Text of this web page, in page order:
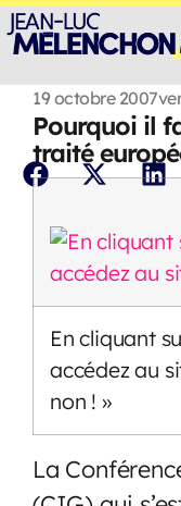
19 octobre 2007
Pourquoi il
traité
En cliquant
accédez au
non ! »
La